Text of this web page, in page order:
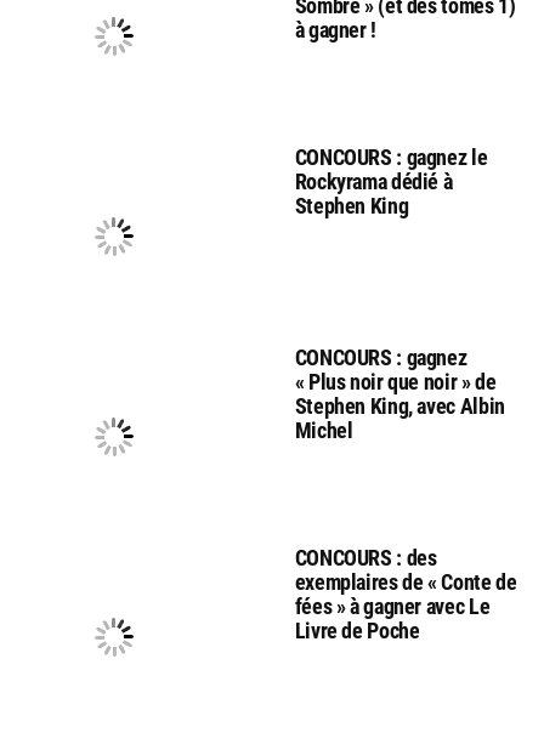
Sombre » (et des tomes 1)
à gagner !
CONCOURS : gagnez le
Rockyrama dédié à
Stephen King
CONCOURS : gagnez
« Plus noir que noir » de
Stephen King, avec Albin
Michel
CONCOURS : des
exemplaires de « Conte de
fées » à gagner avec Le
Livre de Poche